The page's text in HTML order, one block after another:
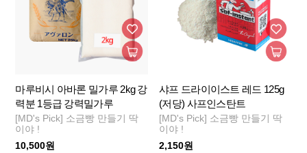
마루비시 아바론 밀가루 2kg 강
력분 1등급 강력밀가루
[MD's Pick] 소금빵 만들기 딱
이야 !
10,500원
샤프 드라이이스트 레드 125g
(저당) 사프인스탄트
[MD's Pick] 소금빵 만들기 딱
이야 !
2,150원